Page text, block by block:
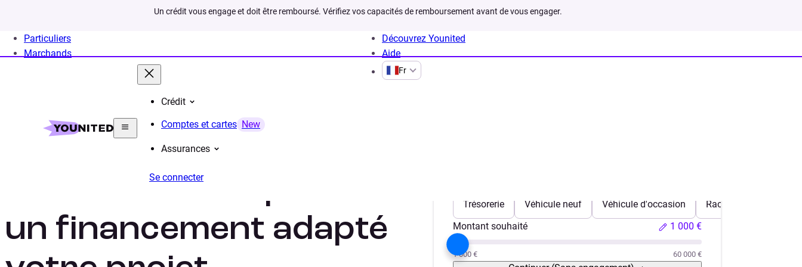
Un crédit vous engage et doit être remboursé. Vérifiez vos capacités de remboursement avant de vous engager.
Particuliers
Marchands
Découvrez Younited
Aide
Fr
Crédit
Comptes et cartes New
Assurances
Se connecter
Home Crédit Consommation Simulation
Simulation d’emprunt :
un financement adapté
Trésorerie Véhicule neuf Véhicule d'occasion Rachat de crédits
Montant souhaité
1 000 €
1 000 € 60 000 €